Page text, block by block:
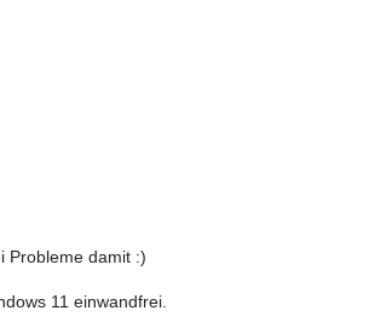
Probleme damit :)
11 einwandfrei.